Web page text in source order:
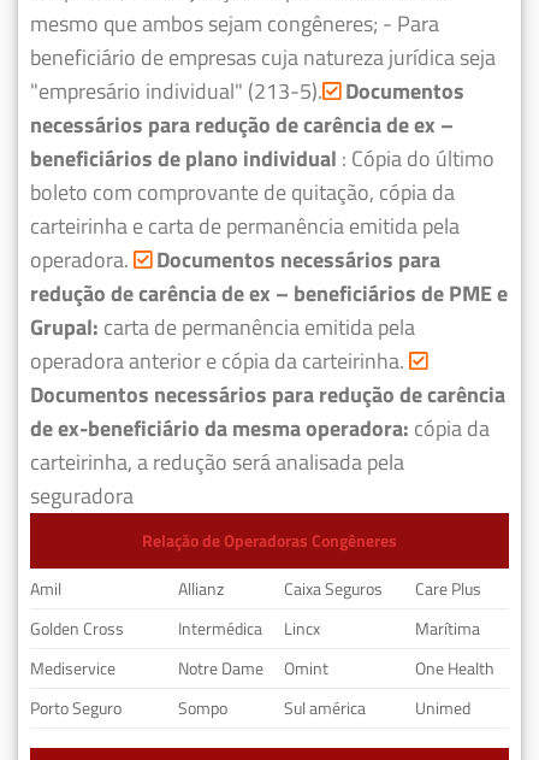
mesmo que ambos sejam congêneres; - Para
beneficiário de empresas cuja natureza jurídica seja
"empresário individual" (213-5). Documentos
necessários para redução de carência de ex –
beneficiários de plano individual : Cópia do último
boleto com comprovante de quitação, cópia da
carteirinha e carta de permanência emitida pela
operadora.
Documentos necessários para
redução de carência de ex – beneficiários de PME e
Grupal: carta de permanência emitida pela
operadora anterior e cópia da carteirinha.
Documentos necessários para redução de carência
de ex-beneficiário da mesma operadora: cópia da
carteirinha, a redução será analisada pela
seguradora
Relação de Operadoras Congêneres
Amil
Allianz Caixa Seguros
Care Plus
Golden Cross
Intermédica Lincx
Marítima
Mediservice
Notre Dame Omint
One Health
Porto Seguro
Sompo Sul américa Unimed